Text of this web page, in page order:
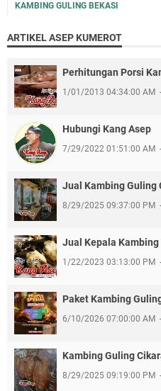
KAMBING GULING BEKASI
ARTIKEL ASEP KUMEROT
Perhitungan Porsi
1/01/2013 04:34:00 AM
Hubungi Kang Asep
7/29/2022 01:51:00 AM
Jual Kambing Guling
8/29/2025 09:37:00 PM
Jual Kepala
1/22/2023 03:13:00 PM
Paket Kambing
6/10/2026 07:00:00 AM
Kambing Guling
8/29/2025 09:19:00 PM